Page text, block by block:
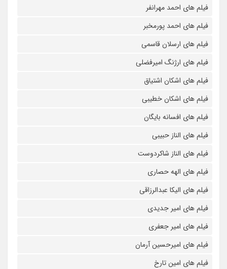
فیلم های احمد مهرانفر
فیلم های احمد پورمخبر
فیلم های ارسلان قاسمی
فیلم های ارژنگ امیرفضلی
فیلم های اشکان اشتیاق
فیلم های اشکان خطیبی
فیلم های افسانه بایگان
فیلم های الناز حبیبی
فیلم های الناز شاکردوست
فیلم های الهه حصاری
فیلم های الیکا عبدالرزاقی
فیلم های امیر جدیدی
فیلم های امیر جعفری
فیلم های امیرحسین آرمان
فیلم های امین تارخ